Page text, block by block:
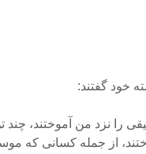
خود گفتند:
را نزد من آموختند،
از جمله کسانی که